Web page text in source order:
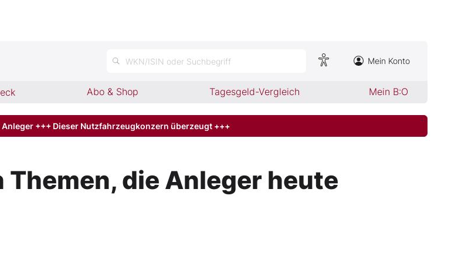
WKN/ISIN oder Suchbegriff Mein Konto
Abo & Shop Tagesgeld-Vergleich Mein B:O
+++ Dieser Nutzfahrzeugkonzern überzeugt +++
die Anleger heute